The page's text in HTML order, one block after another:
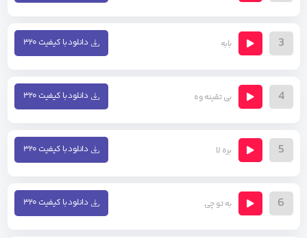
3 بابه دانلود با کیفیت ۳۲۰
4 بی تقینه وه دانلود با کیفیت ۳۲۰
5 بره لا دانلود با کیفیت ۳۲۰
6 به تو چی دانلود با کیفیت ۳۲۰